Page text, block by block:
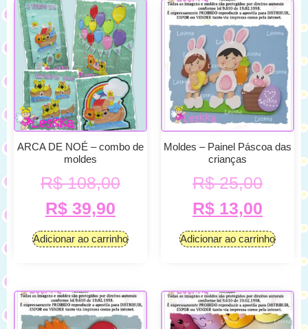
ARCA DE NOÉ – combo de
moldes
R$108,00
R$ 39,90
Adicionar ao carrinho
Moldes – Painel Páscoa das
crianças
R$25,00
R$ 13,00
Adicionar ao carrinho